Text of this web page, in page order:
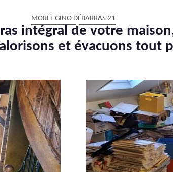
MOREL GINO DÉBARRAS 21
intégral de votre
et évacuons tout